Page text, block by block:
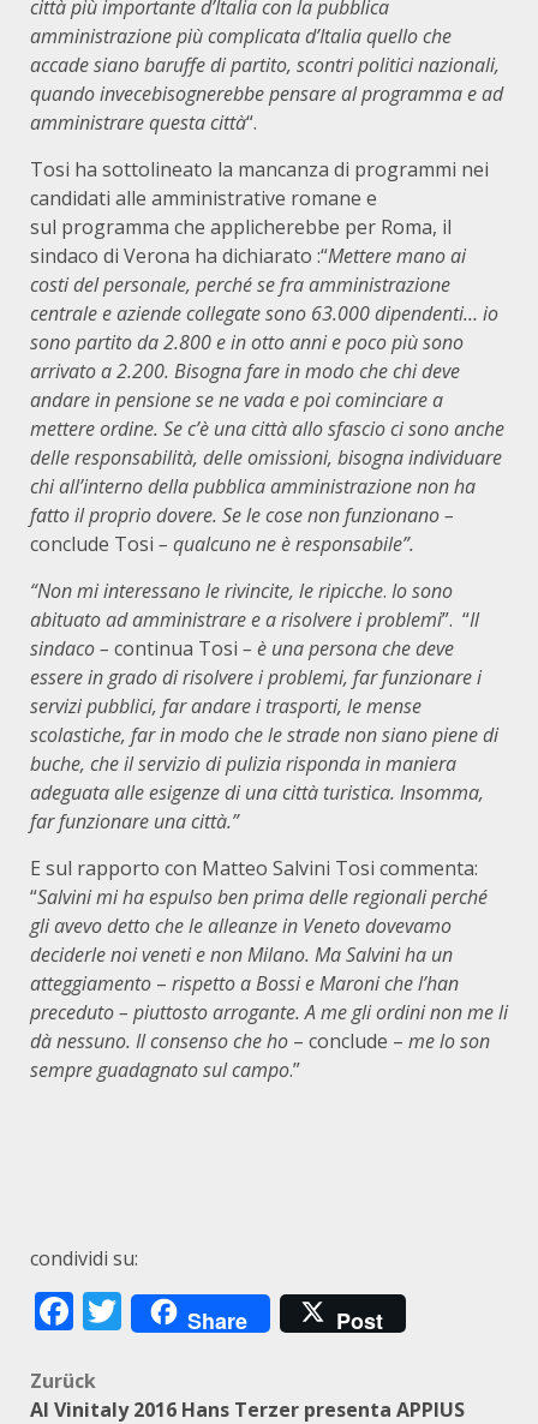
città più importante d’Italia con la pubblica
amministrazione più complicata d’Italia quello che
accade siano baruffe di partito, scontri politici nazionali,
quando invecebisognerebbe pensare al programma e ad
amministrare questa città“.
Tosi ha sottolineato la mancanza di programmi nei
candidati alle amministrative romane e
sul programma che applicherebbe per Roma, il
sindaco di Verona ha dichiarato :“Mettere mano ai
costi del personale, perché se fra amministrazione
centrale e aziende collegate sono 63.000 dipendenti… io
sono partito da 2.800 e in otto anni e poco più sono
arrivato a 2.200. Bisogna fare in modo che chi deve
andare in pensione se ne vada e poi cominciare a
mettere ordine. Se c’è una città allo sfascio ci sono anche
delle responsabilità, delle omissioni, bisogna individuare
chi all’interno della pubblica amministrazione non ha
fatto il proprio dovere. Se le cose non funzionano –
conclude Tosi – qualcuno ne è responsabile”.
“Non mi interessano le rivincite, le ripicche. Io sono
abituato ad amministrare e a risolvere i problemi”. “Il
sindaco – continua Tosi – è una persona che deve
essere in grado di risolvere i problemi, far funzionare i
servizi pubblici, far andare i trasporti, le mense
scolastiche, far in modo che le strade non siano piene di
buche, che il servizio di pulizia risponda in maniera
adeguata alle esigenze di una città turistica. Insomma,
far funzionare una città.”
E sul rapporto con Matteo Salvini Tosi commenta:
“Salvini mi ha espulso ben prima delle regionali perché
gli avevo detto che le alleanze in Veneto dovevamo
deciderle noi veneti e non Milano. Ma Salvini ha un
atteggiamento – rispetto a Bossi e Maroni che l’han
preceduto – piuttosto arrogante. A me gli ordini non me li
dà nessuno. Il consenso che ho – conclude – me lo son
sempre guadagnato sul campo.”
condividi su:
Facebook
Twitter
Share Post
Beitragsnavigation
Zurück
Al Vinitaly 2016 Hans Terzer presenta APPIUS